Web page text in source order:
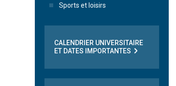
Sports et loisirs
CALENDRIER UNIVERSITAIRE
ET DATES IMPORTANTES